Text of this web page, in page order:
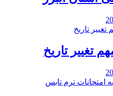
تغییر تاریخ